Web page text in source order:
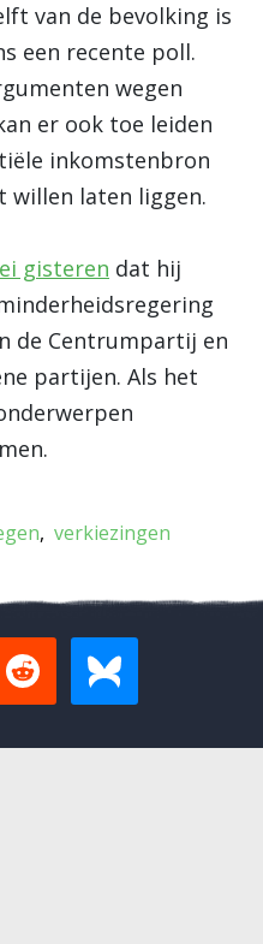
van de bevolking is
een recente poll.
wegen
er ook toe leiden
inkomstenbron
willen laten liggen.
gisteren dat hij
de Centrumpartij en
partijen. Als het
verkiezingen